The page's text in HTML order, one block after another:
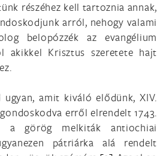
részéhez kell tartoznia annak,
arról, nehogy valami
belopózzék az evangélium
akikkel Krisztus szeretete hajt
ugyan, amit kiváló elődünk, XIV.
erről elrendelt 1743.
a görög melkiták antiochiai
pátriárka alá rendelt